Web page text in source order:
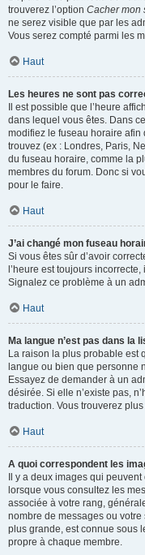
trouverez l’option Cacher mon
ne serez visible que par les
Vous serez compté parmi les
Haut
Les heures ne sont pas
Il est possible que l’heure
dans lequel vous êtes. Dans
modifiez le fuseau horaire afin
trouvez (ex : Londres, Paris,
du fuseau horaire, comme la
membres du forum. Donc si
pour le faire.
Haut
J’ai changé mon fuseau
Si vous êtes sûr d’avoir
l’heure est toujours
Signalez ce problème à un
Haut
Ma langue n’est pas dans la
La raison la plus probable est
langue ou bien que personne
Essayez de demander à un
désirée. Si elle n’existe pas,
traduction. Vous trouverez
Haut
A quoi correspondent les
Il y a deux images qui
lorsque vous consultez les
associée à votre rang,
nombre de messages ou
plus grande, est connue sous
propre à chaque membre.